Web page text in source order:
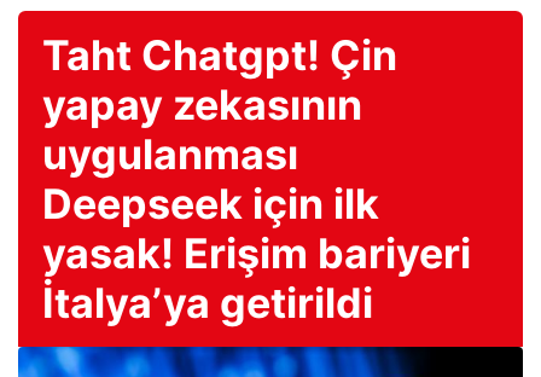
Taht Chatgpt! Çin
yapay zekasının
uygulanması
Deepseek için ilk
yasak! Erişim bariyeri
İtalya’ya getirildi